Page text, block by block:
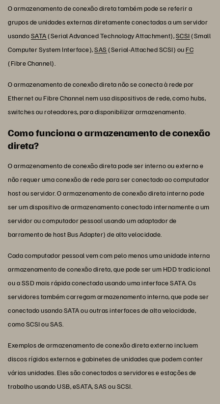
O armazenamento de conexão direta também pode se referir a
grupos de unidades externas diretamente conectadas a um servidor
usandoSATA(Serial Advanced Technology Attachment),SCSI(Small
Computer System Interface),SAS(Serial-Attached SCSI) ouFC
(Fibre Channel).
O armazenamento de conexão direta não se conecta à rede por
Ethernet ou Fibre Channel nem usa dispositivos de rede, como hubs,
switches ou roteadores, para disponibilizar armazenamento.
Como funciona o armazenamento de conexão
direta?
O armazenamento de conexão direta pode ser interno ou externo e
não requer uma conexão de rede para ser conectado ao computador
host ou servidor. O armazenamento de conexão direta interno pode
ser um dispositivo de armazenamento conectado internamente a um
servidor ou computador pessoal usando um adaptador de
barramento de host Bus Adapter) de alta velocidade.
Cada computador pessoal vem com pelo menos uma unidade interna
armazenamento de conexão direta, que pode ser um HDD tradicional
ou a SSD mais rápida conectada usando uma interface SATA. Os
servidores também carregam armazenamento interno, que pode ser
conectado usando SATA ou outras interfaces de alta velocidade,
como SCSI ou SAS.
Exemplos de armazenamento de conexão direta externo incluem
discos rígidos externos e gabinetes de unidades que podem conter
várias unidades. Eles são conectados a servidores e estações de
trabalho usando USB, eSATA, SAS ou SCSI.